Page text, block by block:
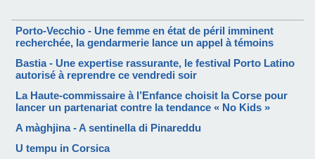
Porto-Vecchio - Une femme en état de péril imminent
recherchée, la gendarmerie lance un appel à témoins
Bastia - Une expertise rassurante, le festival Porto Latino
autorisé à reprendre ce vendredi soir
La Haute-commissaire à l’Enfance choisit la Corse pour
lancer un partenariat contre la tendance « No Kids »
A màghjina - A sentinella di Pinareddu
U tempu in Corsica